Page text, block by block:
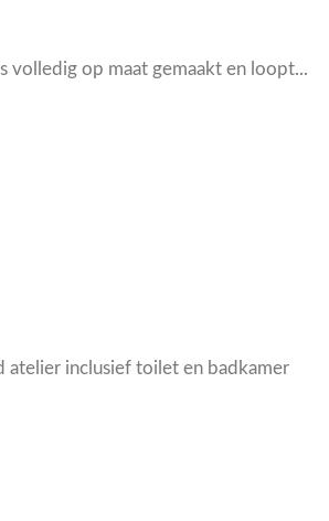
volledig op maat gemaakt en loopt...
atelier inclusief toilet en badkamer